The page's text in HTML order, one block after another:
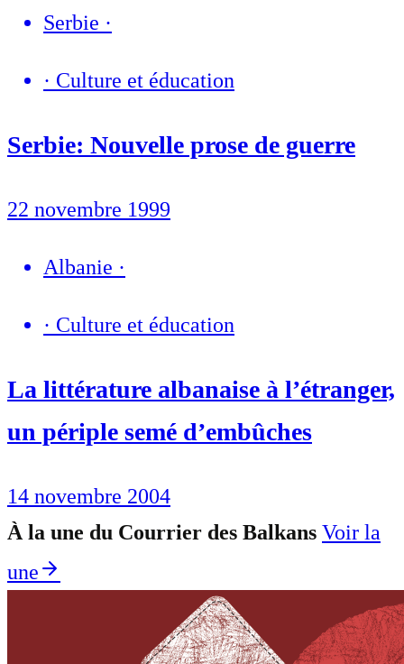
Serbie ·
· Culture et éducation
Serbie: Nouvelle prose de guerre
22 novembre 1999
Albanie ·
· Culture et éducation
La littérature albanaise à l’étranger,
un périple semé d’embûches
14 novembre 2004
À la une du Courrier des Balkans Voir la
une